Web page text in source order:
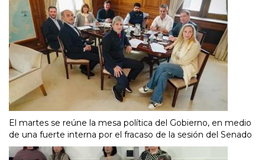
El martes se reúne la mesa política del Gobierno, en medio
de una fuerte interna por el fracaso de la sesión del Senado